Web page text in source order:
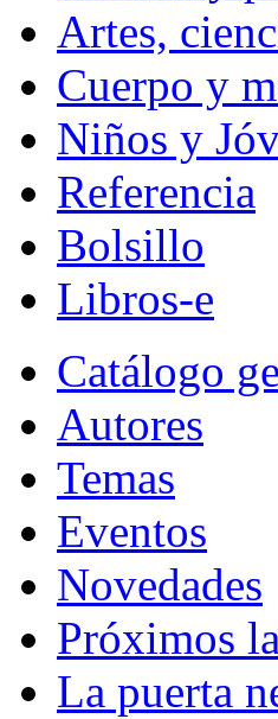
Artes,
Cuerpo y
Niños y
Referencia
Bolsillo
Libros-e
Catálogo
Autores
Temas
Eventos
Novedades
Próximos
La puerta